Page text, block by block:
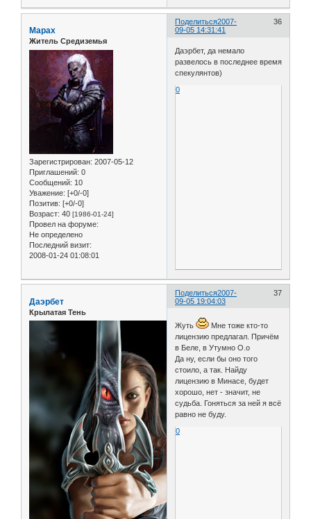
Поделиться 36
2007-
09-05 14:31:41
Марах
Житель Средиземья
Зарегистрирован: 2007-05-12
Приглашений: 0
Сообщений: 10
Уважение: [+0/-0]
Позитив: [+0/-0]
Возраст: 40 [1986-01-24]
Провел на форуме:
Не определено
Последний визит:
2008-01-24 01:08:01
Даэрбет, да немало
развелось в последнее время
спекулянтов)
0
Поделиться 37
2007-
09-05 19:04:03
Даэрбет
Крылатая Тень
Жуть
Мне тоже кто-то
лицензию предлагал. Причём
в Беле, в Утумно О.о
Да ну, если бы оно того
стоило, а так. Найду
лицензию в Минасе, будет
хорошо, нет - значит, не
судьба. Гоняться за ней я всё
равно не буду.
0